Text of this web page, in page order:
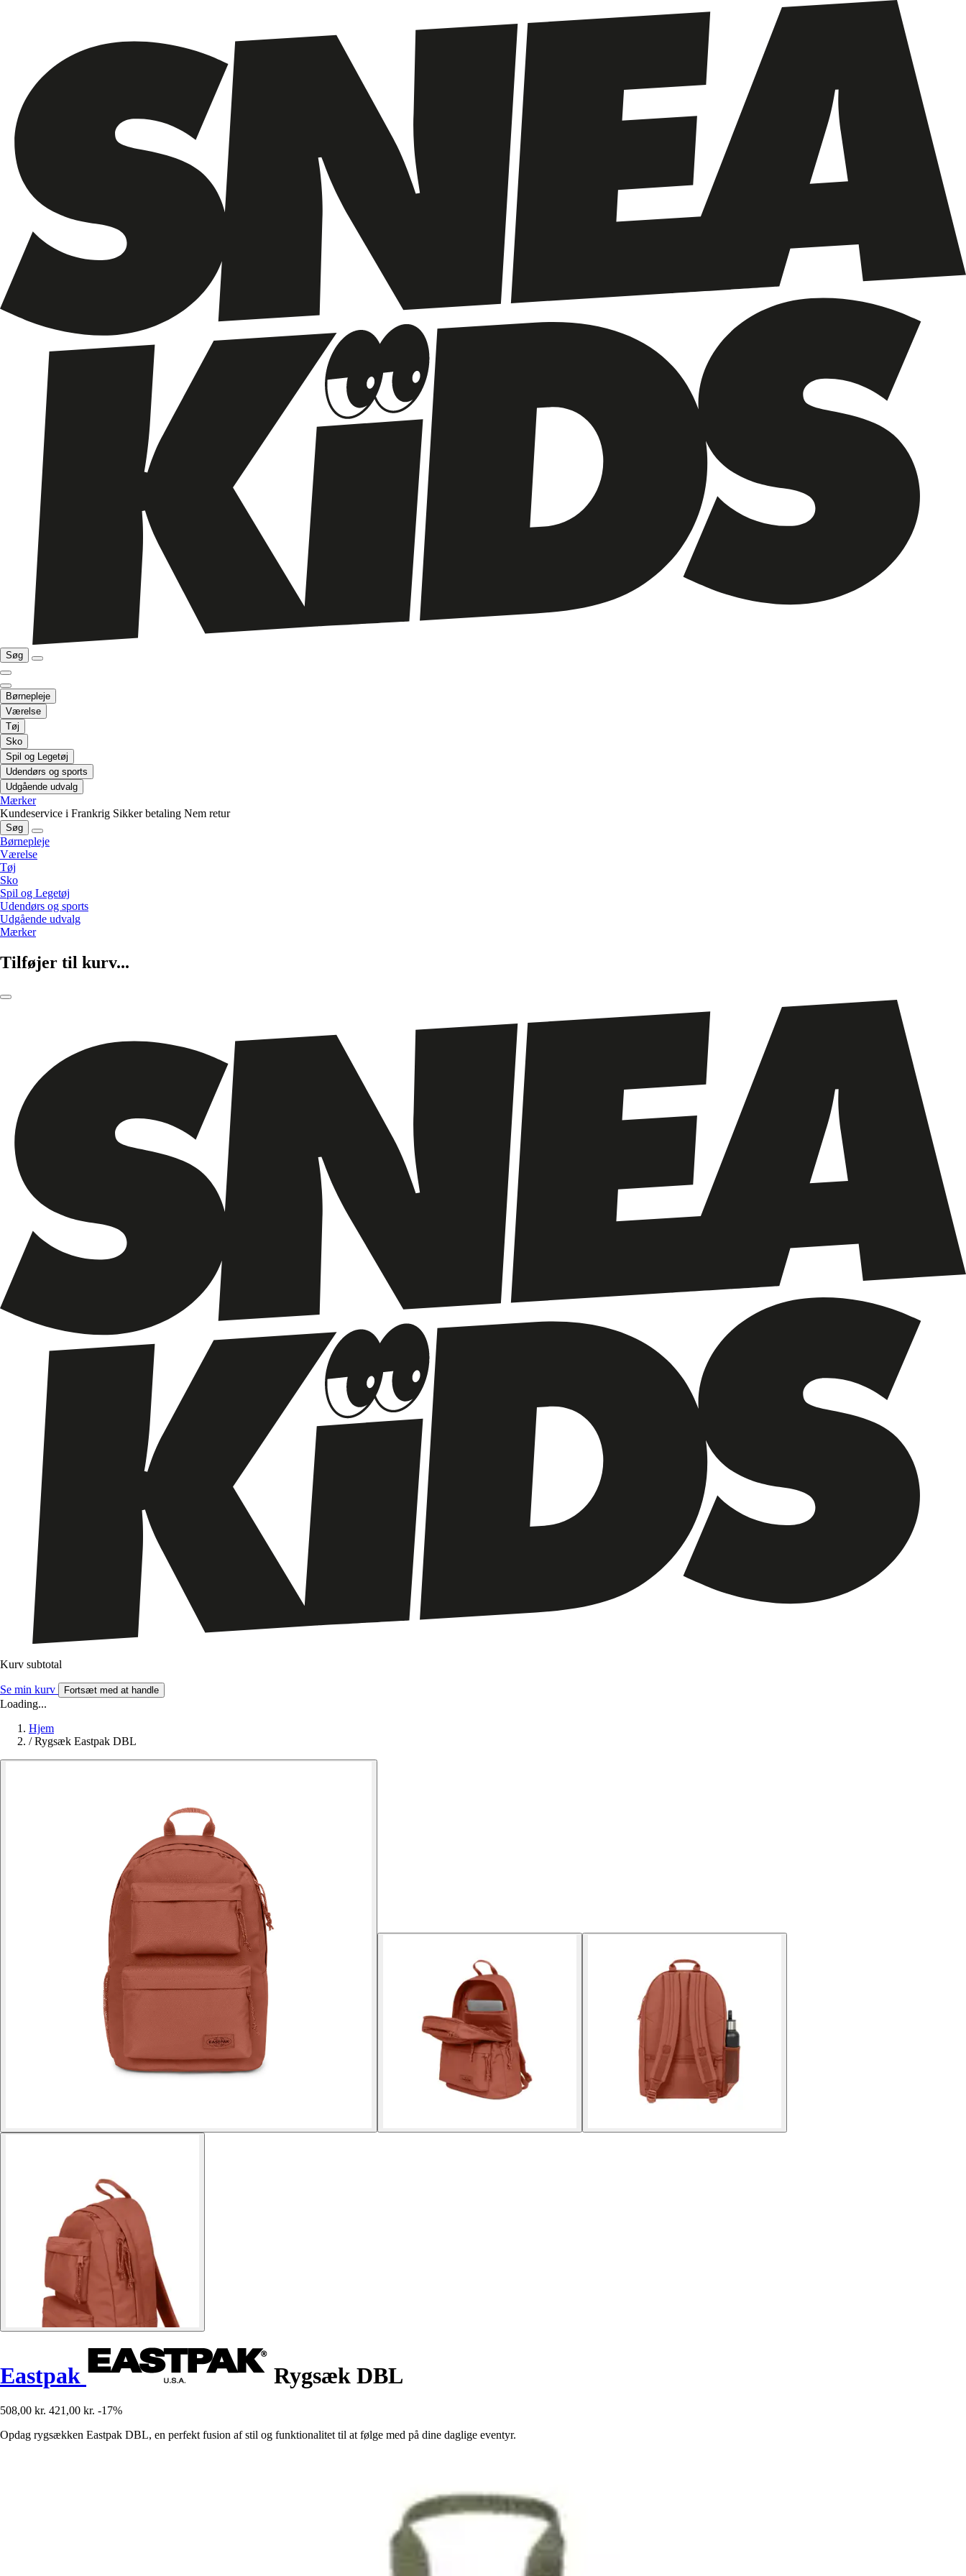
Søg
Børnepleje
Værelse
Tøj
Sko
Spil og Legetøj
Udendørs og sports
Udgående udvalg
Mærker
Kundeservice i Frankrig Sikker betaling Nem retur
Søg
Børnepleje
Værelse
Tøj
Sko
Spil og Legetøj
Udendørs og sports
Udgående udvalg
Mærker
Tilføjer til kurv...
Kurv subtotal
Se min kurv Fortsæt med at handle
Loading...
Hjem
/ Rygsæk Eastpak DBL
Eastpak Rygsæk DBL
508,00 kr. 421,00 kr. -17%
Opdag rygsækken Eastpak DBL, en perfekt fusion af stil og funktionalitet til at følge med på dine daglige eventyr.